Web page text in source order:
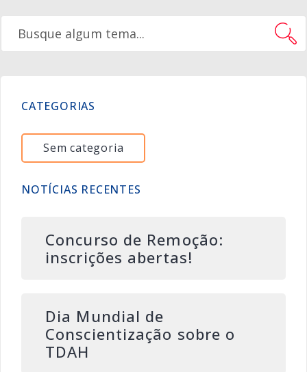
CATEGORIAS
Sem categoria
NOTÍCIAS RECENTES
Concurso de Remoção:
inscrições abertas!
Dia Mundial de
Conscientização sobre o
TDAH